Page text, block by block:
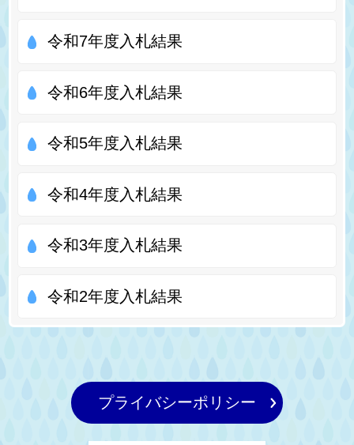
令和7年度入札結果
令和6年度入札結果
令和5年度入札結果
令和4年度入札結果
令和3年度入札結果
令和2年度入札結果
プライバシーポリシー